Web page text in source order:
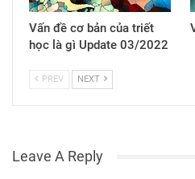
Vấn đề cơ bản của triết
học là gì Update 03/2022
PREV NEXT
Leave A Reply